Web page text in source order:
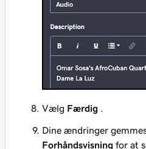
Vælg Færdig .
Dine ændringer
Forhåndsvisning for at